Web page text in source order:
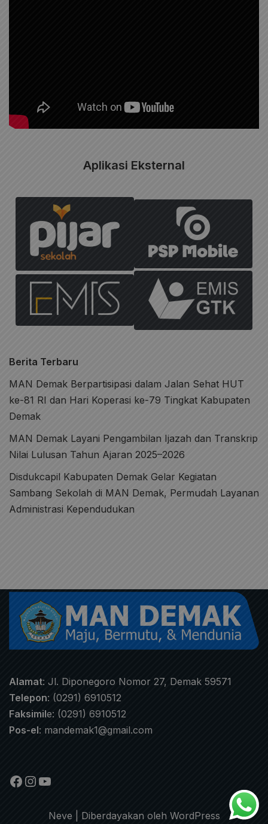
Aplikasi Eksternal
Berita Terbaru
MAN Demak Berpartisipasi dalam Jalan Sehat HUT
ke-81 RI dan Hari Koperasi ke-79 Tingkat Kabupaten
Demak
MAN Demak Layani Pengambilan Ijazah dan Transkrip
Nilai Lulusan Tahun Ajaran 2025–2026
Disdukcapil Kabupaten Demak Gelar Kegiatan
Sambang Sekolah di MAN Demak, Permudah Layanan
Administrasi Kependudukan
Alamat: Jl. Diponegoro Nomor 27, Demak 59571
Telepon: (0291) 6910512
Faksimile: (0291) 6910512
Pos-el: mandemak1@gmail.com
Neve | Diberdayakan oleh WordPress